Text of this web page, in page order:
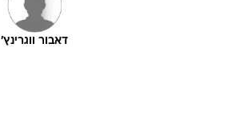
דאבור ווגרינץ'